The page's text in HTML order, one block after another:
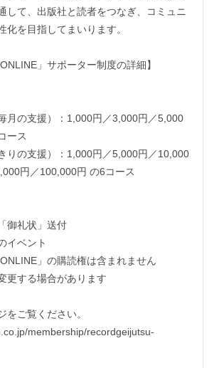
して、出版社と読者をつなぎ、コミュニ
化を目指してまいります。
」サポーター制度の詳細】
月の支援）：1,000円／3,000円／5,000
ース
りの支援）：1,000円／5,000円／10,000
円／100,000円 の6コース
御礼状」送付
イベント
」の購読権は含まれません
更する場合があります
をご覧ください。
membership/recordgeijutsu-